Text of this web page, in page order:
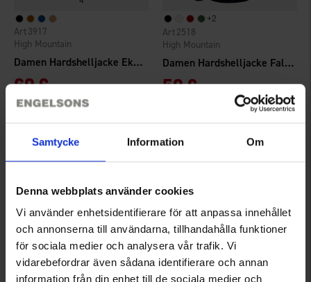
Samtycke Information Om
Denna webbplats använder cookies
Vi använder enhetsidentifierare för att anpassa innehållet
och annonserna till användarna, tillhandahålla funktioner
för sociala medier och analysera vår trafik. Vi
vidarebefordrar även sådana identifierare och annan
information från din enhet till de sociala medier och
Damen Hardshelljacke Ekenäs WP
High Mountain
3917
69 €
Bewertung: 4.4 von 5 Sternen
+2
Damen Hardshelljacke Falkenberg 2.0 WP
High Mountain
2518
59 €
4.3 von 5 Sternen